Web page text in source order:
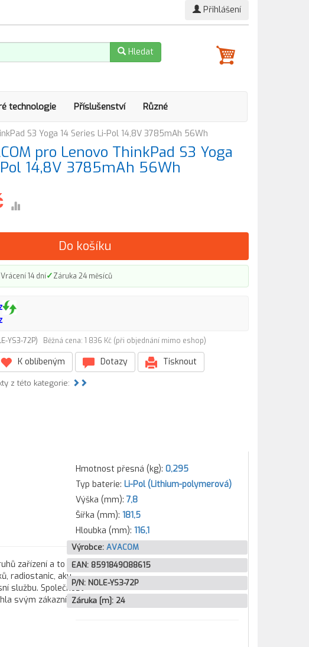
Přihlášení
Hledat
technologie Příslušenství Různé
S3 Yoga 14 Series Li-Pol 14,8V 3785mAh 56Wh
pro Lenovo ThinkPad S3 Yoga
14,8V 3785mAh 56Wh
Do košíku
Vrácení 14 dní✓Záruka 24 měsíců
YS3-72P) Běžná cena: 1 836 Kč (při objednání mimo eshop)
K oblíbeným Dotazy Tisknout
z této kategorie:
zařízení a to
radiostanic, aku
službu. Společnost
svým zákazníkům
Hmotnost přesná (kg): 0,295
Typ baterie: Li-Pol (Lithium-polymerová)
Výška (mm): 7,8
Šířka (mm): 181,5
Hloubka (mm): 116,1
Výrobce: AVACOM
EAN: 8591849088615
P/N: NOLE-YS3-72P
Záruka [m]: 24